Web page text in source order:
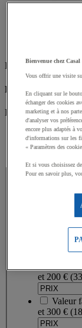
Filtrez par
Produit responsable
En savoir plus sur
PRIX
Valeur
et 200 €
Valeur
et 300 €
Bienvenue chez
Vous offrir une visite
En cliquant sur le
échanger des cookies
marketing et à nos
d'analyser vos
encore plus adaptés à
d'informations sur les
« Paramètres des
Et si vous choisissez
Pour en savoir plus,